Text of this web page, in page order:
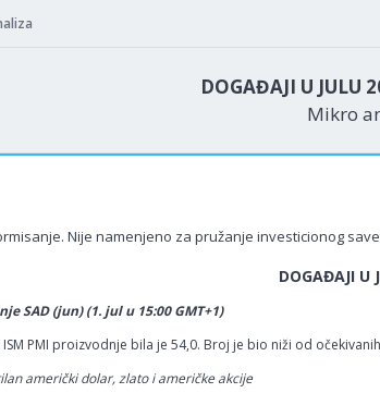
DOGAĐAJI U JULU
Mikro
Nije namenjeno za pružanje investicionog
DOGAĐAJI U
SAD (jun) (1. jul u 15:00 GMT+1)
PMI proizvodnje bila je 54,0. Broj je bio niži od
američki dolar, zlato i američke akcije